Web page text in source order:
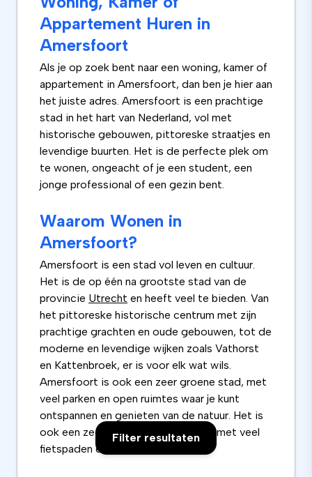
Filter resultaten
Appartement Huren in
Amersfoort
Als je op zoek bent naar een woning, kamer of
appartement in Amersfoort, dan ben je hier aan
het juiste adres. Amersfoort is een prachtige
stad in het hart van Nederland, vol met
historische gebouwen, pittoreske straatjes en
levendige buurten. Het is de perfecte plek om
te wonen, ongeacht of je een student, een
jonge professional of een gezin bent.
Waarom Wonen in
Amersfoort?
Amersfoort is een stad vol leven en cultuur.
Het is de op één na grootste stad van de
provincie Utrecht en heeft veel te bieden. Van
het pittoreske historische centrum met zijn
prachtige grachten en oude gebouwen, tot de
moderne en levendige wijken zoals Vathorst
en Kattenbroek, er is voor elk wat wils.
Amersfoort is ook een zeer groene stad, met
veel parken en open ruimtes waar je kunt
ontspannen en genieten van de natuur. Het is
ook een zeer fietsvriendelijke stad, met veel
fietspaden en fietsenstallingen.